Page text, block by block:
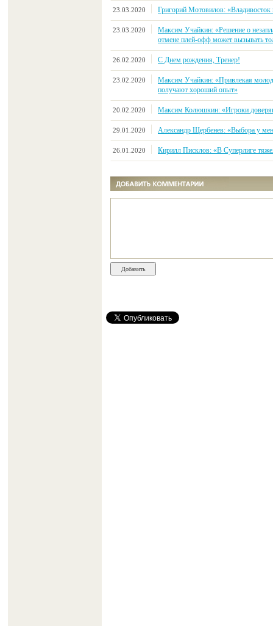
23.03.2020 Григорий Мотовилов:
23.03.2020
Максим Учайкин: «Решение о
отмене плей-офф может вызывать
26.02.2020 С Днем рождения, Тренер!
23.02.2020
Максим Учайкин: «Привлекая
получают хороший опыт»
20.02.2020 Максим Колюшкин: «Игроки
29.01.2020 Александр Щербенев: «Выбора у
26.01.2020 Кирилл Писклов: «В Суперлиге